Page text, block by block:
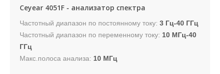
Ceyear 4051F - анализатор спектра
Частотный диапазон по постоянному току: 3 Гц-40 ГГц
Частотный диапазон по переменному току: 10 МГц-40
ГГц
Макс.полоса анализа: 10 МГц